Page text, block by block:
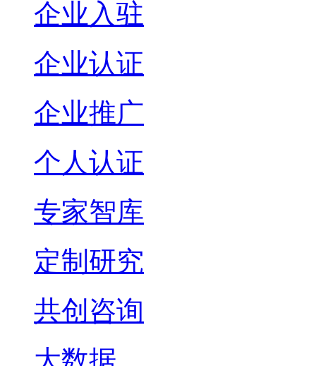
企业入驻
企业认证
企业推广
个人认证
专家智库
定制研究
共创咨询
大数据